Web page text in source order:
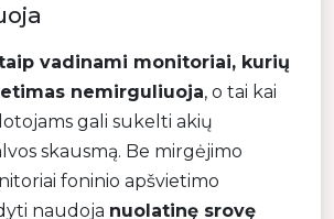
vadinami monitoriai, kurių
nemirguliuoja, o tai kai
gali sukelti akių
skausmą. Be mirgėjimo
foninio apšvietimo
naudoja nuolatinę srovę